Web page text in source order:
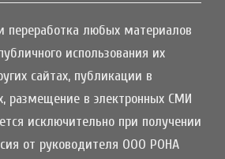
переработка любых материалов
использования их
сайтах, публикации в
размещение в электронных СМИ
исключительно при получении
от руководителя ООО РОНА